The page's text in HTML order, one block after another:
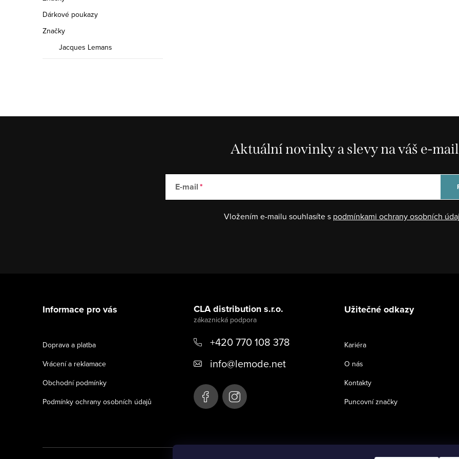
Dárkové poukazy
Značky
Jacques Lemans
Aktuální novinky a slevy na váš e-mail
E-mail
Vložením e-mailu souhlasíte s podmínkami ochrany osobních
Informace pro vás
Doprava a platba
Vrácení a reklamace
Obchodní podmínky
Podmínky ochrany osobních údajů
CLA distribution s.r.o.
+420 770 108 378
info@lemode.net
Užitečné odkazy
Kariéra
O nás
Kontakty
Puncovní značky